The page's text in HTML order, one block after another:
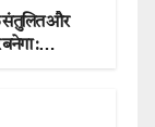
संतुलित और
: